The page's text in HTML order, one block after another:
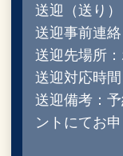
送迎（送り）
送迎事前連
送迎先場所
送迎対応時
送迎備考：
ントにてお